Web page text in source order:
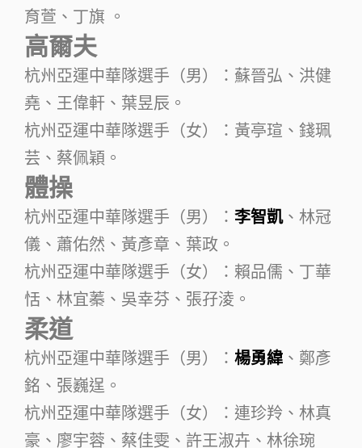
育萱、丁旗 。
高爾夫
杭州亞運中華隊選手（男）：蘇晉弘、洪健
堯、王偉軒、葉昱辰。
杭州亞運中華隊選手（女）：黃亭瑄、錢珮
芸、蔡佩穎。
體操
杭州亞運中華隊選手（男）： 李智凱、林冠
儀、蕭佑然、黃彥章、葉政。
杭州亞運中華隊選手（女）：賴品儒、丁華
恬、林宜蓁、吳幸芬、張孖淩。
柔道
杭州亞運中華隊選手（男）： 楊勇緯 、鄭彥
銘、張巍逞。
杭州亞運中華隊選手（女）：連珍羚、林真
豪、廖宇蓉、蔡佳雯、許王淑卉、林徐琬